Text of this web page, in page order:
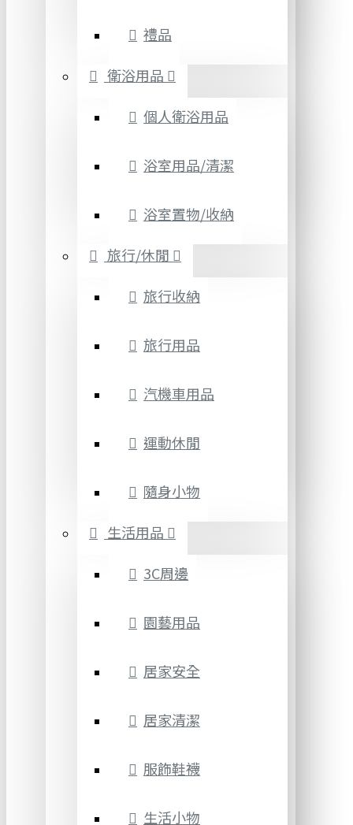
禮品
衛浴用品
個人衛浴用品
浴室用品/清潔
浴室置物/收納
旅行/休閒
旅行收納
旅行用品
汽機車用品
運動休閒
隨身小物
生活用品
3C周邊
園藝用品
居家安全
居家清潔
服飾鞋襪
生活小物